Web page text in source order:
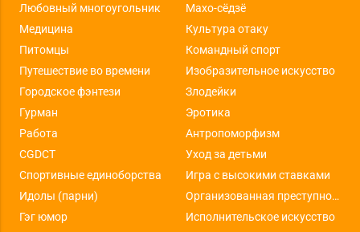
Любовный многоугольник
Махо-сёдзё
Медицина
Культура отаку
Питомцы
Командный спорт
Путешествие во времени
Изобразительное искусство
Городское фэнтези
Злодейки
Гурман
Эротика
Работа
Антропоморфизм
CGDCT
Уход за детьми
Спортивные единоборства
Игра с высокими ставками
Идолы (парни)
Организованная преступность
Гэг юмор
Исполнительское искусство